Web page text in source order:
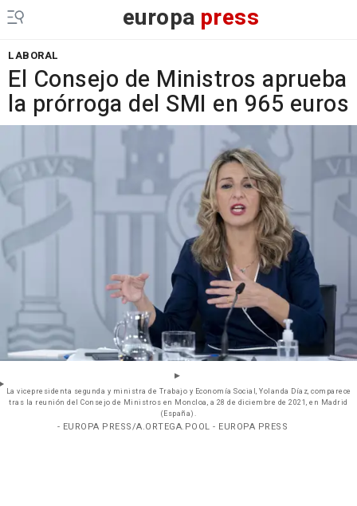
europa press
LABORAL
El Consejo de Ministros aprueba
la prórroga del SMI en 965 euros
La vicepresidenta segunda y ministra de Trabajo y Economía Social, Yolanda Díaz, comparece
tras la reunión del Consejo de Ministros en Moncloa, a 28 de diciembre de 2021, en Madrid
(España).
- EUROPA PRESS/A.ORTEGA.POOL - EUROPA PRESS